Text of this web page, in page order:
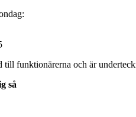
till funktionärerna och är
så